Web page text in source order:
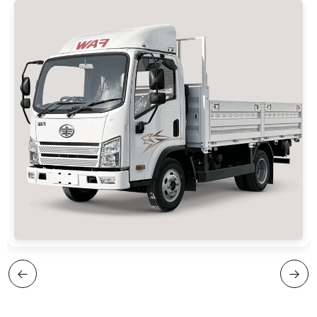
yon bortlar
oynako‘taruvchi, Multirul, LCD monitor + 4 ta
kamera, Xavfsizlik kamarini taqilmaganini
eslatuvchi tizim, Tormoz kolodkalari holatini
kuzatuvchi datchik, Tomdagi spoyler